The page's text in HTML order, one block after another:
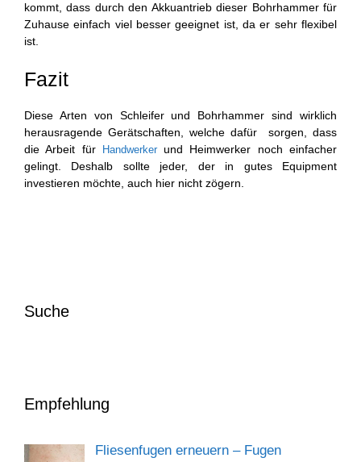
kommt, dass durch den Akkuantrieb dieser Bohrhammer für
Zuhause einfach viel besser geeignet ist, da er sehr flexibel
ist.
Fazit
Diese Arten von Schleifer und Bohrhammer sind wirklich
herausragende Gerätschaften, welche dafür sorgen, dass
die Arbeit für
Handwerkerund Heimwerker noch einfacher
gelingt. Deshalb sollte jeder, der in gutes Equipment
investieren möchte, auch hier nicht zögern.
Suche
Empfehlung
Fliesenfugen erneuern – Fugen